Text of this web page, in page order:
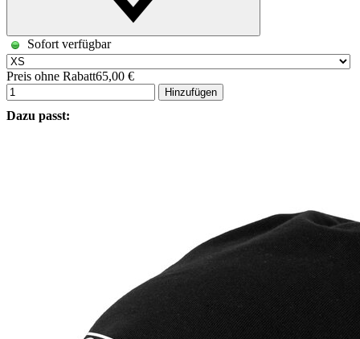
Sofort verfügbar
Preis ohne Rabatt65,00 €
Hinzufügen
Dazu passt: